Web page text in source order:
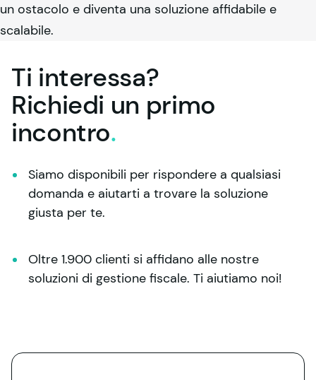
un ostacolo e diventa una soluzione affidabile e
scalabile.
Ti interessa?
Richiedi un primo
incontro.
Siamo disponibili per rispondere a qualsiasi
domanda e aiutarti a trovare la soluzione
giusta per te.
Oltre 1.900 clienti si affidano alle nostre
soluzioni di gestione fiscale. Ti aiutiamo noi!